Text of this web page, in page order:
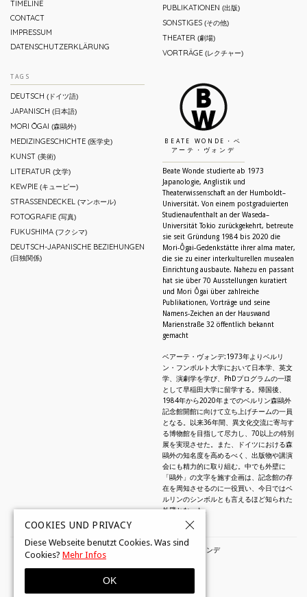
TIMELINE
CONTACT
IMPRESSUM
DATENSCHUTZERKLÄRUNG
PUBLIKATIONEN (出版)
SONSTIGES(その他)
THEATER (劇場)
VORTRÄGE(レクチャー)
TAGS
DEUTSCH (ドイツ語)
JAPANISCH (日本語)
MORI ŌGAI (森鷗外)
MEDIZINGESCHICHTE (医学史)
KUNST (美術)
LITERATUR (文学)
KEWPIE (キューピー)
STRASSENDECKEL (マンホール)
FOTOGRAFIE (写真)
FUKUSHIMA (フクシマ)
DEUTSCH-JAPANISCHE BEZIEHUNGEN
(日独関係)
BEATE WONDE・ベ
アーテ・ヴォンデ
Beate Wonde studierte ab 1973
Japanologie, Anglistik und
Theaterwissenschaft an der Humboldt–
Universität. Von einem postgraduierten
Studienaufenthalt an der Waseda–
Universität Tokio zurückgekehrt, betreute
sie seit Gründung 1984 bis 2020 die
Mori-Ôgai-Gedenkstätte ihrer alma mater,
die sie zu einer interkulturellen musealen
Einrichtung ausbaute. Nahezu en passant
hat sie über 70 Ausstellungen kuratiert
und Mori Ôgai über zahlreiche
Publikationen, Vorträge und seine
Namens-Zeichen an der Hauswand
Marienstraße 32 öffentlich bekannt
gemacht
ベアーテ・ヴォンデ:1973年よりベルリ
ン・フンボルト大学において日本学、英文
学、演劇学を学び、PhDプログラムの一環
として早稲田大学に留学する。帰国後、
1984年から2020年までのベルリン森鷗外
記念館開館に向けて立ち上げチームの一員
となる。以来36年間、異文化交流に寄与す
る博物館を目指して尽力し、70以上の特別
展を実現させた。また、ドイツにおける森
鷗外の知名度を高めるべく、出版物や講演
会にも精力的に取り組む。中でも外壁に
「鷗外」の文字を施す企画は、記念館の存
在を周知させるのに一役買い、今日ではベ
ルリンのシンボルとも言えるほど知られた
外壁となった。
© 2026 by Beate Wonde・ベアーテ・ヴォンデ
COOKIES UND PRIVACY
Diese Webseite benutzt Cookies. Was sind
Cookies? Mehr Infos
OK